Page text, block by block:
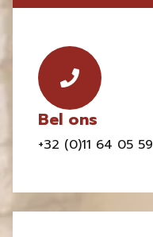
Bel ons
+32 (0)11 64 05 59